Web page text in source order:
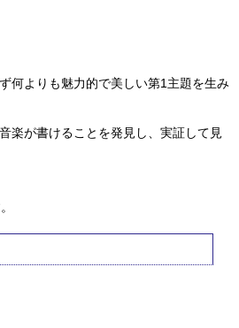
何よりも魅力的で美しい第1主題を生み
楽が書けることを発見し、実証して見